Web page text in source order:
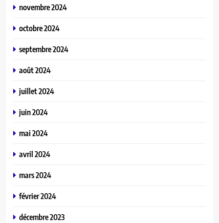
novembre 2024
octobre 2024
septembre 2024
août 2024
juillet 2024
juin 2024
mai 2024
avril 2024
mars 2024
février 2024
décembre 2023